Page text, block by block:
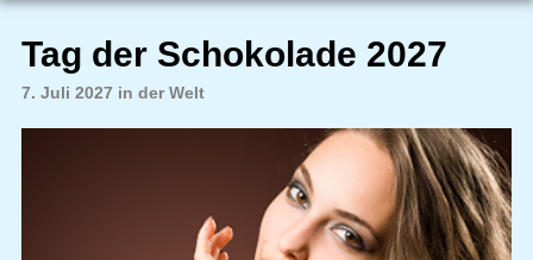
Tag der Schokolade 2027
7. Juli 2027 in der Welt